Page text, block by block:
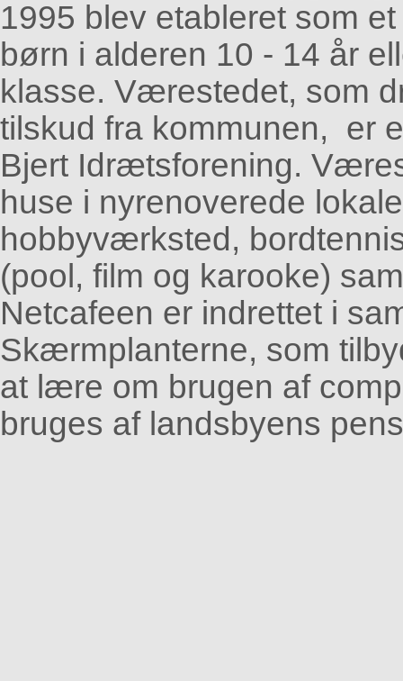
1995 blev etableret som
børn i alderen 10 - 14 år
klasse. Værestedet, som
tilskud fra kommunen, er
Bjert Idrætsforening.
huse i nyrenoverede
hobbyværksted,
(pool, film og karooke)
Netcafeen er indrettet i
Skærmplanterne, som
at lære om brugen af
bruges af landsbyens